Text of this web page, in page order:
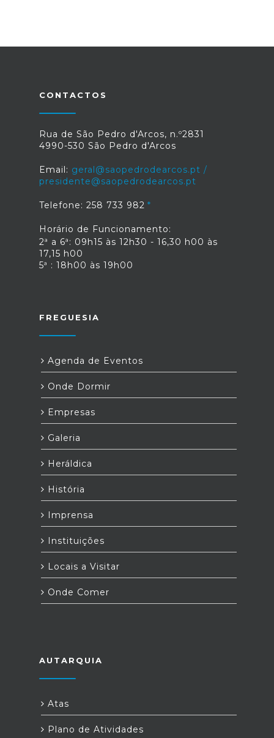
CONTACTOS
Rua de São Pedro d'Arcos, n.º2831
4990-530 São Pedro d'Arcos
Email: geral@saopedrodearcos.pt /
presidente@saopedrodearcos.pt
Telefone: 258 733 982
Horário de Funcionamento:
2ª a 6ª: 09h15 às 12h30 - 16,30 h00 às
17,15 h00
5ª : 18h00 às 19h00
FREGUESIA
Agenda de Eventos
Onde Dormir
Empresas
Galeria
Heráldica
História
Imprensa
Instituições
Locais a Visitar
Onde Comer
AUTARQUIA
Atas
Plano de Atividades